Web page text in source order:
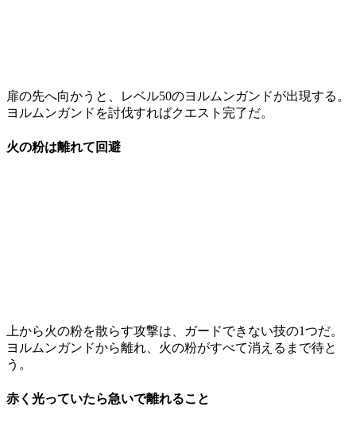
扉の先へ向かうと、レベル50のヨルムンガンドが出現する。
ヨルムンガンドを討伐すればクエスト完了だ。
火の粉は離れて回避
上から火の粉を散らす攻撃は、ガードできない技の1つだ。
ヨルムンガンドから離れ、火の粉がすべて消えるまで待と
う。
赤く光っていたら急いで離れること